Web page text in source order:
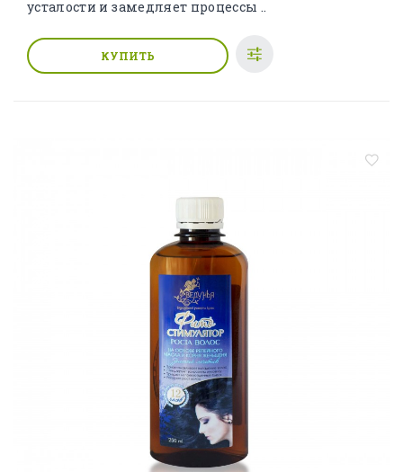
усталости и замедляет процессы ..
КУПИТЬ